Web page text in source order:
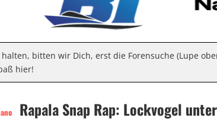
bitten wir Dich, erst die Forensuche (Lupe
hier!
Rapala Snap Rap: Lockvogel